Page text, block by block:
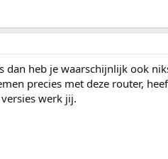
dan heb je waarschijnlijk ook
precies met deze router,
werk jij.